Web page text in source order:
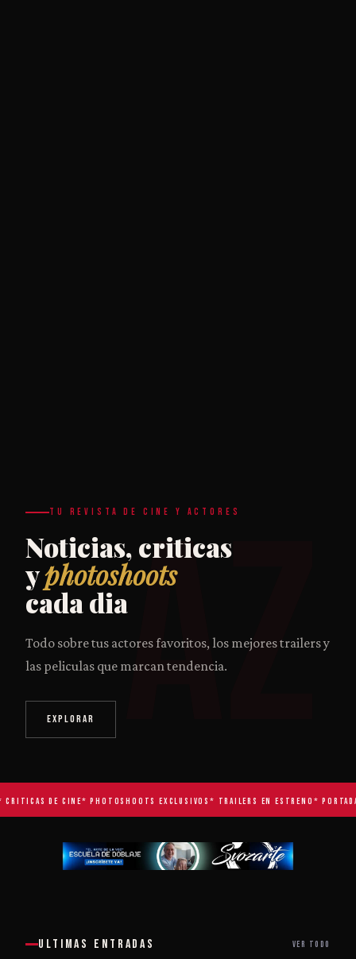
AZ
TU REVISTA DE CINE Y ACTORES
Noticias, criticas
yphotoshoots
cada dia
Todo sobre tus actores favoritos, los mejores trailers y
las peliculas que marcan tendencia.
EXPLORAR
DE CINE * PHOTOSHOOTS EXCLUSIVOS* TRAILERS EN ESTRENO * PORTADAS
ULTIMAS ENTRADAS VER TODO